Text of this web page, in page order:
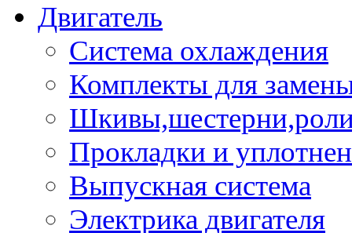
Двигатель
Система охлаждения
Комплекты для
Прокладки и
Выпускная система
Электрика двигателя